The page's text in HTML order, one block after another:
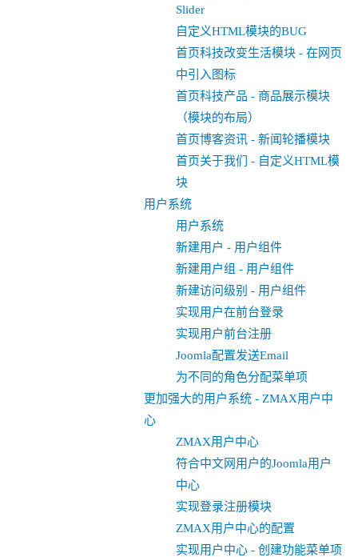
Slider
自定义HTML模块的BUG
首页科技改变生活模块 - 在网页
中引入图标
首页科技产品 - 商品展示模块
（模块的布局）
首页博客资讯 - 新闻轮播模块
首页关于我们 - 自定义HTML模
块
用户系统
用户系统
新建用户 - 用户组件
新建用户组 - 用户组件
新建访问级别 - 用户组件
实现用户在前台登录
实现用户前台注册
Joomla配置发送Email
为不同的角色分配菜单项
更加强大的用户系统 - ZMAX用户中
心
ZMAX用户中心
符合中文网用户的Joomla用户
中心
实现登录注册模块
ZMAX用户中心的配置
实现用户中心 - 创建功能菜单项